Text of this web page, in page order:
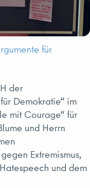
für
der
Demokratie“ im
mit Courage“ für
und Herrn
Extremismus,
und dem